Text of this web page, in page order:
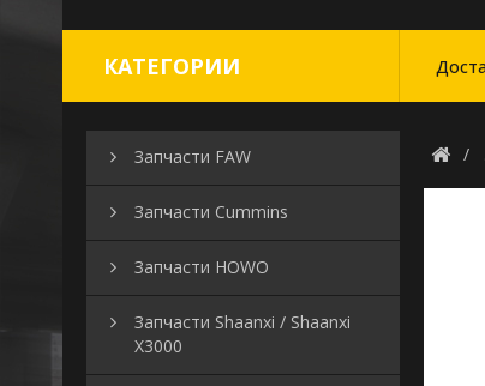
КАТЕГОРИИ
Запчасти FAW
Запчасти Cummins
Запчасти HOWO
Запчасти Shaanxi / Shaanxi
X3000